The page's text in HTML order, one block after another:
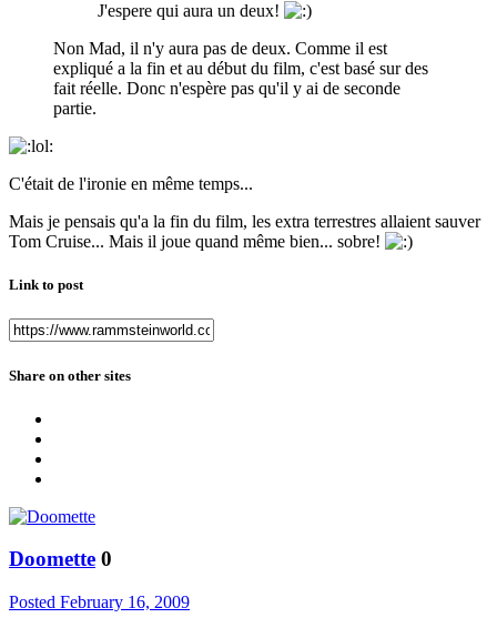
J'espere qui aura un deux!
Non Mad, il n'y aura pas de deux. Comme il est
expliqué a la fin et au début du film, c'est basé sur des
fait réelle. Donc n'espère pas qu'il y ai de seconde
partie.
C'était de l'ironie en même temps...
Mais je pensais qu'a la fin du film, les extra terrestres allaient sauver
Tom Cruise... Mais il joue quand même bien... sobre!
Link to post
Share on other sites
Doomette 0
Posted February 16, 2009